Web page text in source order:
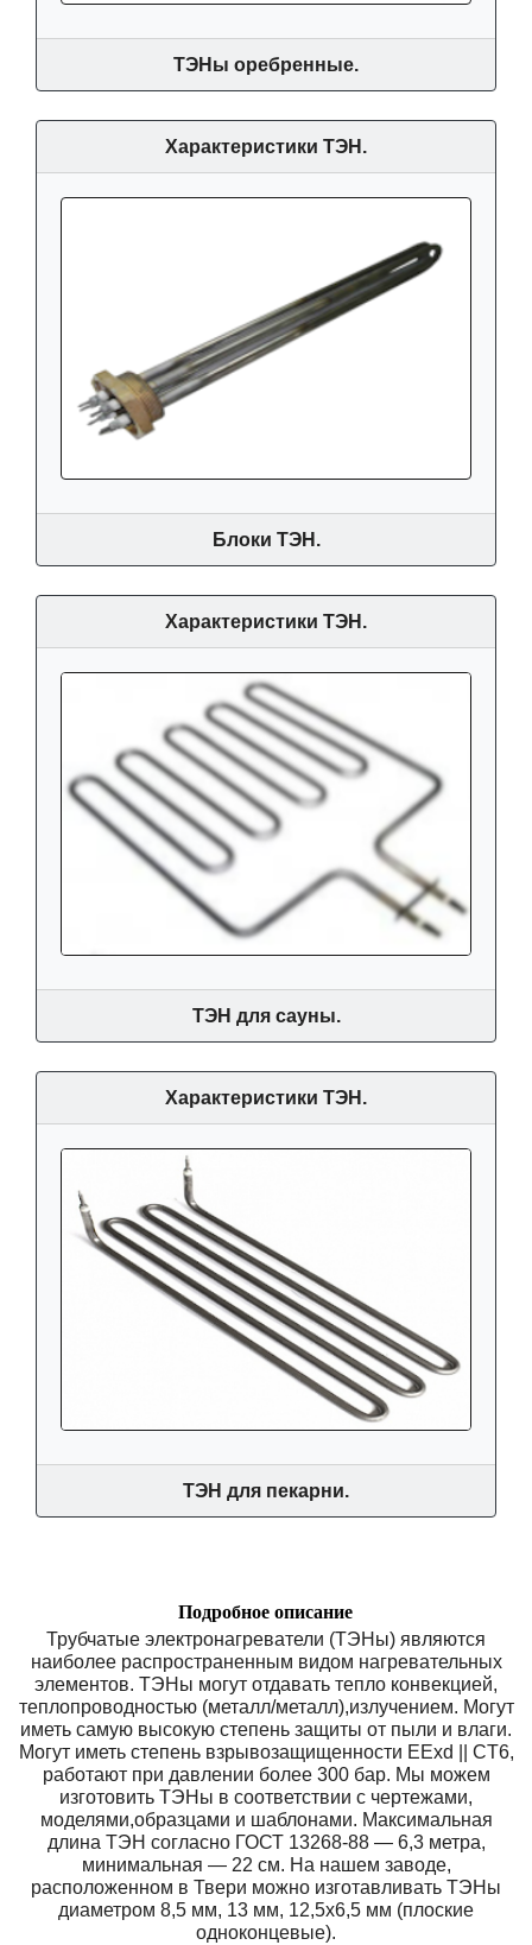
ТЭНы оребренные.
Характеристики ТЭН.
Блоки ТЭН.
Характеристики ТЭН.
ТЭН для сауны.
Характеристики ТЭН.
ТЭН для пекарни.
Подробное описание
Трубчатые электронагреватели (ТЭНы) являются
наиболее распространенным видом нагревательных
элементов. ТЭНы могyт отдавать тепло конвекцией,
теплопроводностью (металл/металл),излучением. Могут
иметь самую высокую степень защиты от пыли и влаги.
Могут иметь степень взрывозащищенности EExd || CT6,
работают при давлении более 300 бар. Мы можем
изготовить ТЭНы в соответствии с чертежами,
моделями,образцами и шаблонами. Максимальная
длина ТЭН согласно ГОСТ 13268-88 — 6,3 метра,
минимальная — 22 см. На нашем заводе,
расположенном в Твери можно изготавливать ТЭНы
диаметром 8,5 мм, 13 мм, 12,5х6,5 мм (плоские
одноконцевые).